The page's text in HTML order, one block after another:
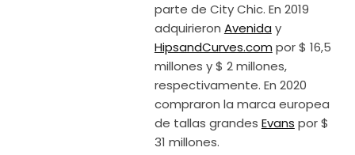
parte de City Chic. En 2019
adquirieron Avenida y
HipsandCurves.com por $ 16,5
millones y $ 2 millones,
respectivamente. En 2020
compraron la marca europea
de tallas grandes Evans por $
31 millones.